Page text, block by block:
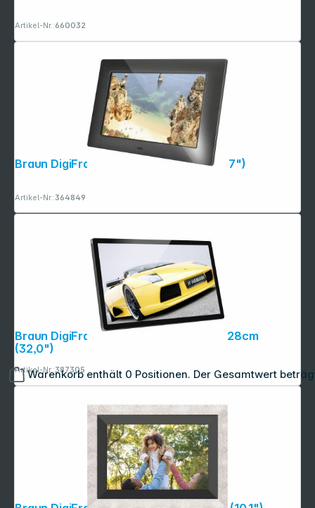
Warenkorb enthält 0 Positionen. Der Gesamtwert
Artikel-Nr.:660032
Braun DigiFrame 720 schwarz 17,8cm (7")
Artikel-Nr.:364849
Braun DigiFrame 320 Business Line 81,28cm
(32,0")
Artikel-Nr.:387305